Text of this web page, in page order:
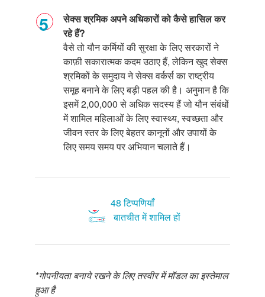
सेक्स श्रमिक अपने अधिकारों को कैसे हासिल कर
रहे हैं?
वैसे तो यौन कर्मियों की सुरक्षा के लिए सरकारों ने
काफ़ी सकारात्मक कदम उठाए हैं,लेकिन खुद सेक्स
श्रमिकों के समुदाय ने सेक्स वर्कर्स का राष्ट्रीय
समूह बनाने के लिए बड़ी पहल की है। अनुमान है कि
इसमें2,00,000से अधिक सदस्य हैं जो यौन संबंधों
में शामिल महिलाओं के लिए स्वास्थ्य,स्वच्छता और
जीवन स्तर के लिए बेहतर कानूनों और उपायों के
लिए समय समय पर अभियान चलाते हैं।
48 टिप्पणियाँ
बातचीत में शामिल हों
*गोपनीयता बनाये रखने के लिए तस्वीर में मॉडल का इस्तेमाल
हुआ है